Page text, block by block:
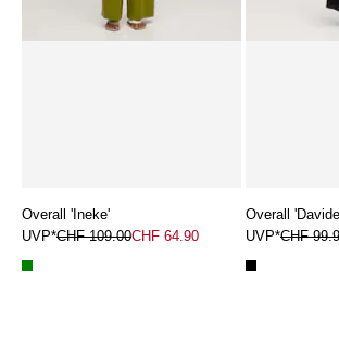
Overall 'Ineke'
UVP*CHF 109.00CHF 64.90
Overall
UVP*CHF